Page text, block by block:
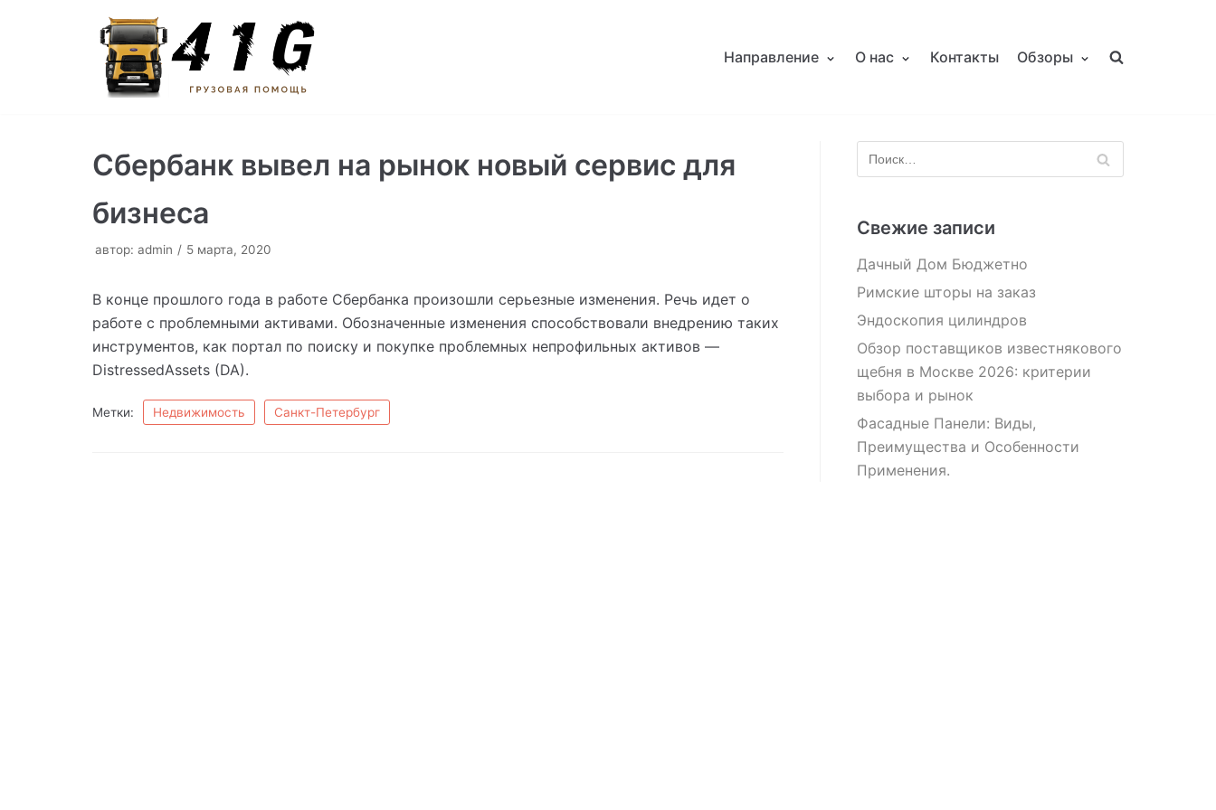
содержимому
Направление О нас Контакты Обзоры
Сбербанк вывел на рынок новый сервис для
бизнеса
автор: admin 5 марта, 2020
В конце прошлого года в работе Сбербанка произошли серьезные изменения. Речь идет о
работе с проблемными активами. Обозначенные изменения способствовали внедрению таких
инструментов, как портал по поиску и покупке проблемных непрофильных активов —
DistressedAssets (DA).
Метки: Недвижимость Санкт-Петербург
Свежие записи
Дачный Дом Бюджетно
Римские шторы на заказ
Эндоскопия цилиндров
Обзор поставщиков известнякового
щебня в Москве 2026: критерии
выбора и рынок
Фасадные Панели: Виды,
Преимущества и Особенности
Применения.